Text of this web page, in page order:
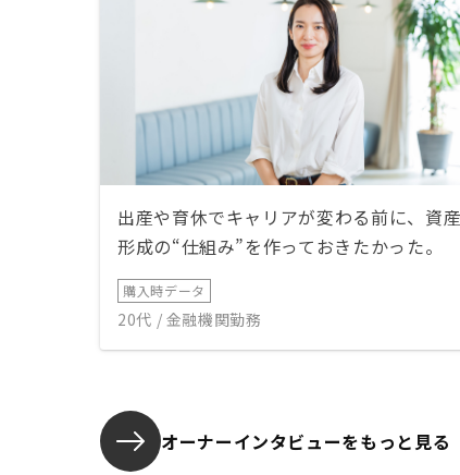
出産や育休でキャリアが変わる前に、資産
形成の“仕組み”を作っておきたかった。
購入時データ
20代 / 金融機関勤務
オーナーインタビューをもっと見る